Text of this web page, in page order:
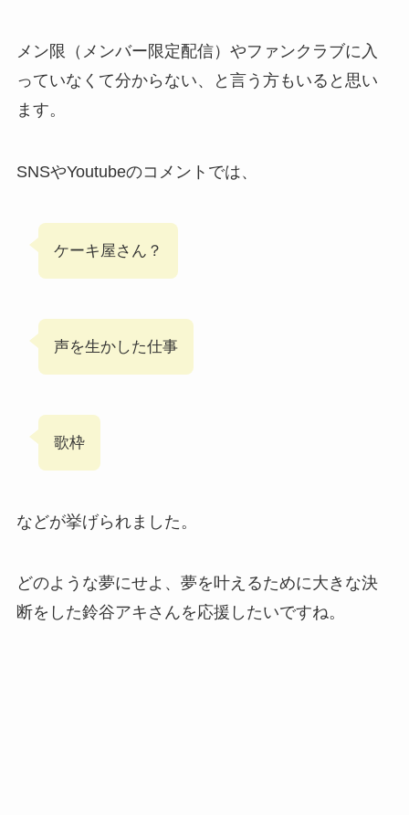
メン限（メンバー限定配信）やファンクラブに入
っていなくて分からない、と言う方もいると思い
ます。
SNSやYoutubeのコメントでは、
ケーキ屋さん？
声を生かした仕事
歌枠
などが挙げられました。
どのような夢にせよ、夢を叶えるために大きな決
断をした鈴谷アキさんを応援したいですね。